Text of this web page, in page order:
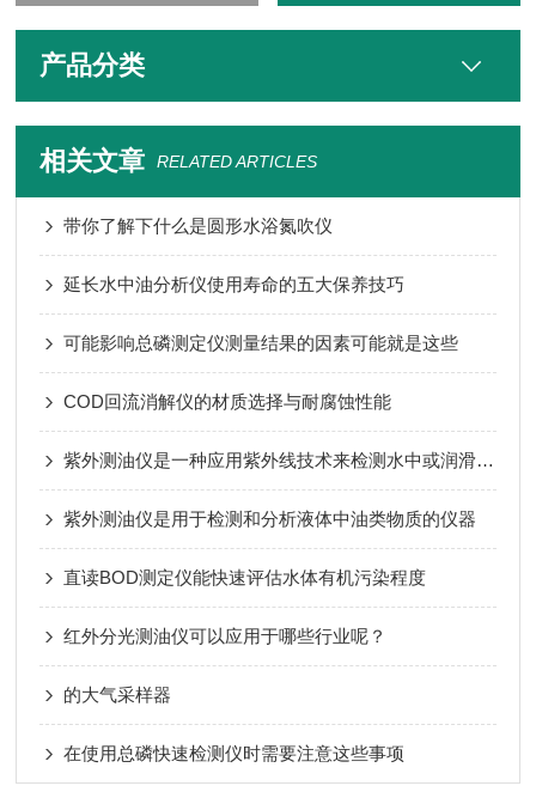
产品分类
相关文章 RELATED ARTICLES
带你了解下什么是圆形水浴氮吹仪
延长水中油分析仪使用寿命的五大保养技巧
可能影响总磷测定仪测量结果的因素可能就是这些
COD回流消解仪的材质选择与耐腐蚀性能
紫外测油仪是一种应用紫外线技术来检测水中或润滑油中异物含量的仪器
紫外测油仪是用于检测和分析液体中油类物质的仪器
直读BOD测定仪能快速评估水体有机污染程度
红外分光测油仪可以应用于哪些行业呢？
的大气采样器
在使用总磷快速检测仪时需要注意这些事项